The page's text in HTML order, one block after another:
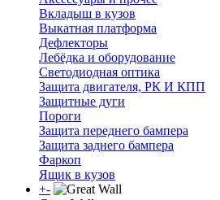
Вкладыш в кузов
Выкатная платформа
Дефлекторы
Лебёдка и оборудование
Светодиодная оптика
Защита двигателя, РК И КПП
Защитные дуги
Пороги
Защита переднего бампера
Защита заднего бампера
Фаркоп
Ящик в кузов
+-